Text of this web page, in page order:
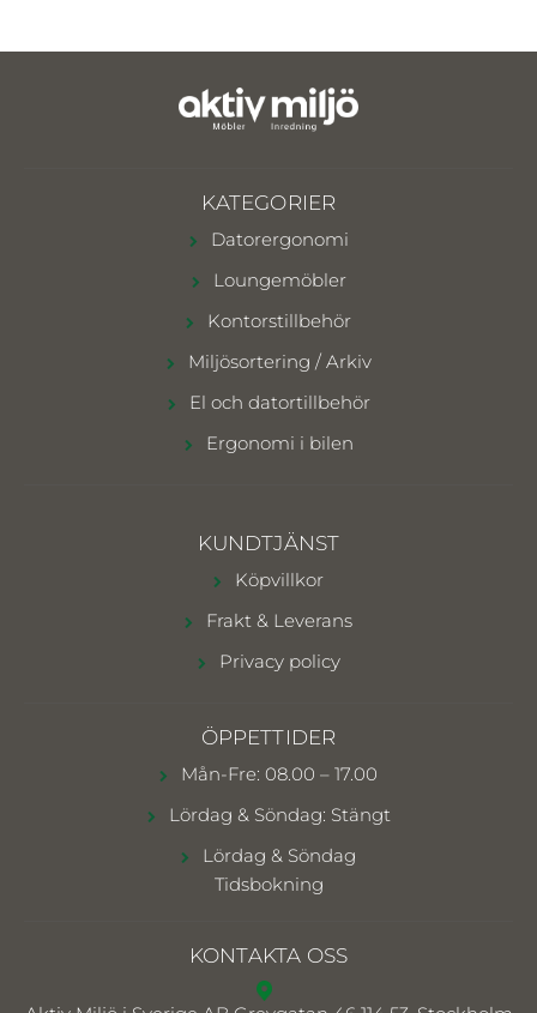
KATEGORIER
Datorergonomi
Loungemöbler
Kontorstillbehör
Miljösortering / Arkiv
El och datortillbehör
Ergonomi i bilen
KUNDTJÄNST
Köpvillkor
Frakt & Leverans
Privacy policy
ÖPPETTIDER
Mån-Fre: 08.00 – 17.00
Lördag & Söndag: Stängt
Lördag & Söndag
Tidsbokning
KONTAKTA OSS